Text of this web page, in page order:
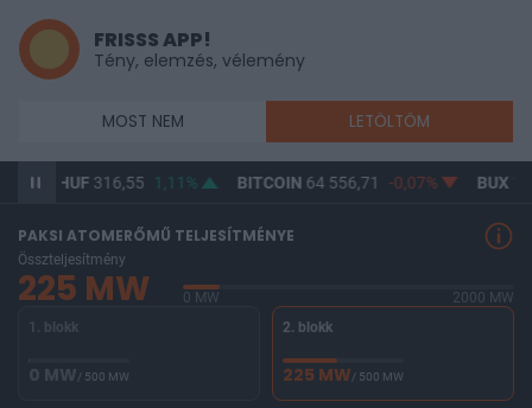
FRISSS APP!
Tény, elemzés, vélemény
MOST NEM LETÖLTÖM
HUF 316,55 1,11% BITCOIN64 556,71 -0,07% BUX 146
PAKSI ATOMERŐMŰ TELJESÍTMÉNYE
Összteljesítmény
225 MW 0 MW
2000 MW
1. blokk
0 MW/ 500 MW
2. blokk
225 MW/ 500 MW